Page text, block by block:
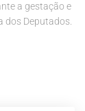
a gestação e
dos Deputados.